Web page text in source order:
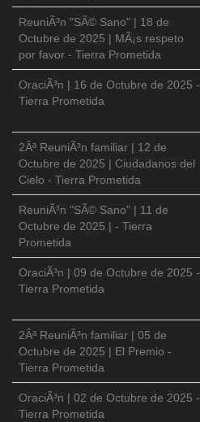
ReuniÃ³n "SÃ© Sano" | 18 de
Octubre de 2025 | MÃ¡s respeto
por favor - Tierra Prometida
OraciÃ³n | 16 de Octubre de 2025 -
Tierra Prometida
2Âª ReuniÃ³n familiar | 12 de
Octubre de 2025 | Ciudadanos del
Cielo - Tierra Prometida
ReuniÃ³n "SÃ© Sano" | 11 de
Octubre de 2025 | - Tierra
Prometida
OraciÃ³n | 09 de Octubre de 2025 -
Tierra Prometida
2Âª ReuniÃ³n familiar | 05 de
Octubre de 2025 | El Premio -
Tierra Prometida
OraciÃ³n | 02 de Octubre de 2025 -
Tierra Prometida